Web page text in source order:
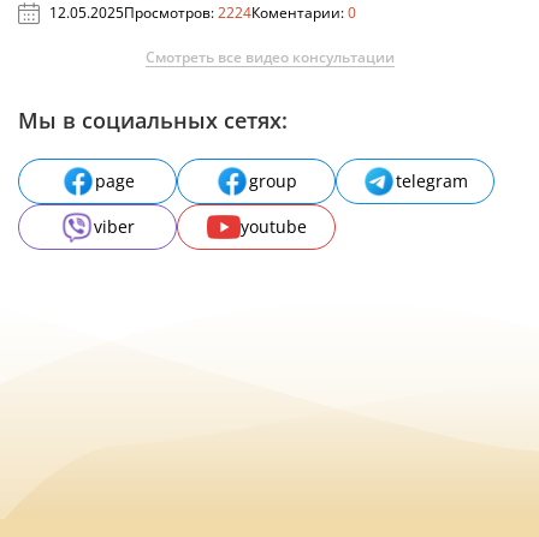
12.05.2025Просмотров:2224Коментарии:0
Смотреть все видео консультации
Мы в социальных сетях:
page group
telegram
viber
youtube